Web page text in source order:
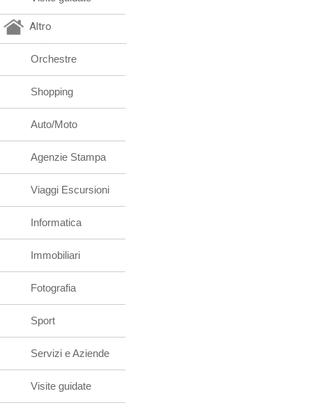
Altro
Orchestre
Shopping
Auto/Moto
Agenzie Stampa
Viaggi Escursioni
Informatica
Immobiliari
Fotografia
Sport
Servizi e Aziende
Visite guidate